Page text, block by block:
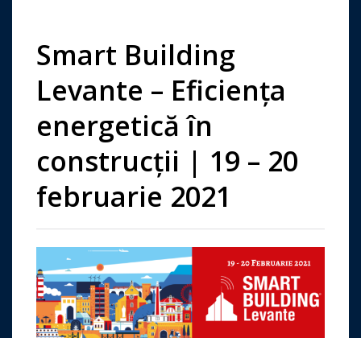
Smart Building
Levante – Eficiența
energetică în
construcții | 19 – 20
februarie 2021